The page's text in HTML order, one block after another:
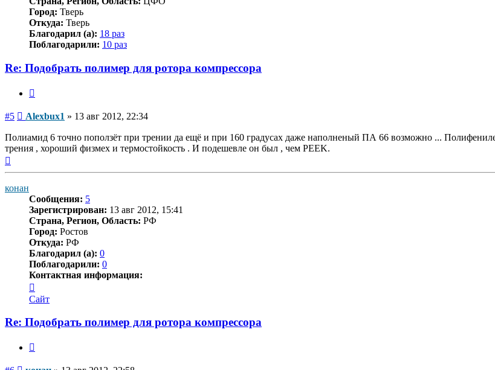
Город: Тверь
Откуда: Тверь
Благодарил (а): 18 раз
Поблагодарили: 10 раз
Re: Подобрать полимер для ротора компрессора
#5 Сообщение
Alexbux1 » 13 авг 2012, 22:34
Полиамид 6 точно поползёт при трении да ещё и при 160 градусах даже наполненый ПА 66 возможно ...
трения , хороший физмех и термостойкость . И подешевле он был , чем PEEK.
конан
Сообщения: 5
Зарегистрирован: 13 авг 2012, 15:41
Страна, Регион, Область: РФ
Город: Ростов
Откуда: РФ
Благодарил (а): 0
Поблагодарили: 0
Контактная информация:
информация
пользователя
конан
Сайт
Re: Подобрать полимер для ротора компрессора
Сообщение